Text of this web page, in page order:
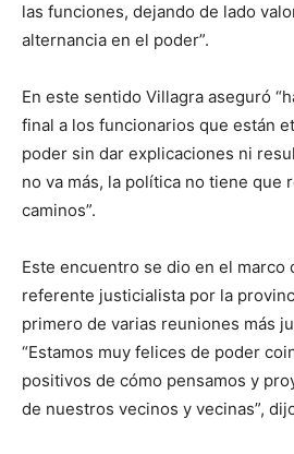
las funciones, dejando de lado
alternancia en el poder”.
En este sentido Villagra aseguró
final a los funcionarios que están
poder sin dar explicaciones ni
no va más, la política no tiene que
caminos”.
Este encuentro se dio en el marco
referente justicialista por la
primero de varias reuniones más
“Estamos muy felices de poder
positivos de cómo pensamos y
de nuestros vecinos y vecinas”,